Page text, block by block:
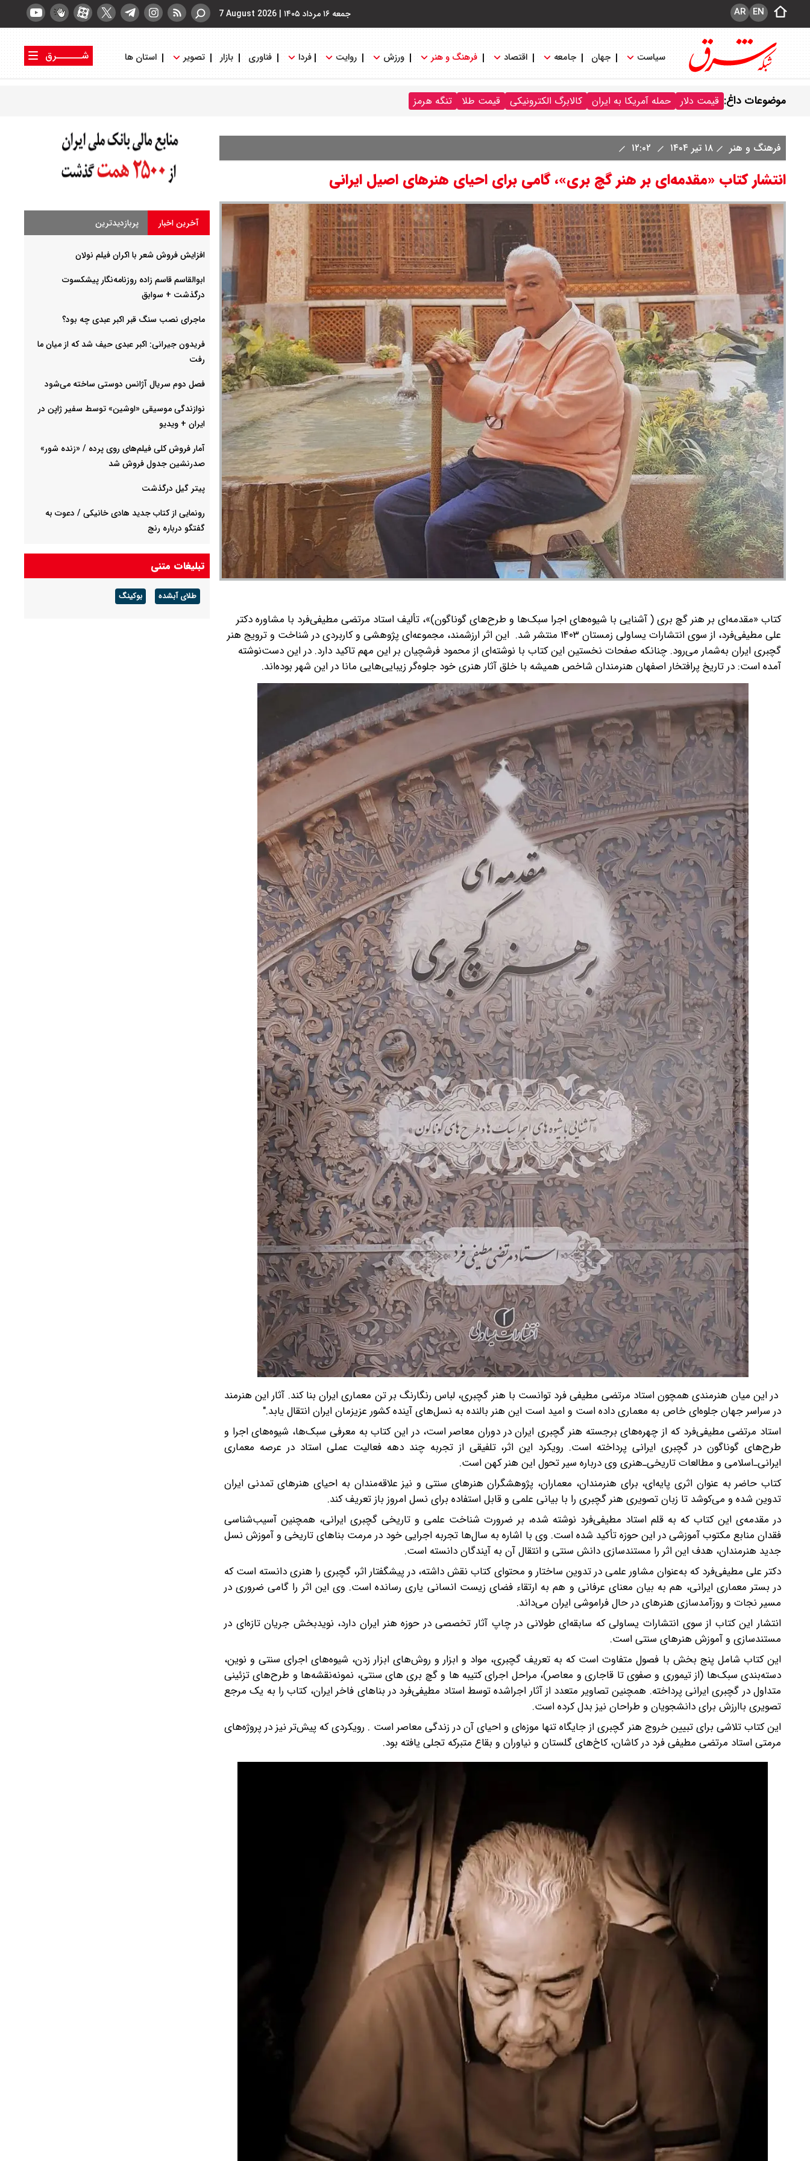
جمعه ۱۶ مرداد ۱۴۰۵ |
7 August 2026 EN
AR
سیاست جهان جامعه اقتصاد فرهنگ و هنر ورزش روایت فردا فناوری بازار تصویر استان ها
شــــــرق
موضوعات داغ: قیمت دلار حمله آمریکا به ایران کالابرگ الکترونیکی قیمت طلا تنگه هرمز
فرهنگ و هنر ۱۸ تیر ۱۴۰۴
انتشار کتاب «مقدمه‌ای بر هنر گچ بری»، گامی برای احیای هنرهای اصیل ایرانی
کتاب «مقدمه‌ای بر هنر گچ بری ( آشنایی با شیوه‌های اجرا سبک‌ها و طرح‌های گوناگون)»، تألیف استاد مرتضی مطیفی‌فرد با مشاوره دکتر
علی مطیفی‌فرد، از سوی انتشارات یساولی زمستان ۱۴۰۳ منتشر شد.
این اثر ارزشمند، مجموعه‌ای پژوهشی و کاربردی در شناخت و ترویج هنر
گچبری ایران به‌شمار می‌رود. چنانکه صفحات نخستین این کتاب با نوشته‌ای از محمود فرشچیان بر این مهم تاکید دارد. در این دست‌نوشته
آمده است: در تاریخ پرافتخار اصفهان هنرمندان شاخص همیشه با خلق آثار هنری خود جلوه‌گر زیبایی‌هایی مانا در این شهر بوده‌اند.
در این میان هنرمندی همچون استاد مرتضی مطیفی فرد توانست با هنر گچبری، لباس رنگارنگ بر تن معماری ایران بنا کند. آثار این هنرمند
در سراسر جهان جلوه‌ای خاص به معماری داده است و امید است این هنر بالنده به نسل‌های آینده کشور عزیزمان ایران انتقال یابد."
استاد مرتضی مطیفی‌فرد که از چهره‌های برجسته هنر گچبری ایران در دوران معاصر است، در این کتاب به معرفی سبک‌ها، شیوه‌های اجرا و
طرح‌های گوناگون در گچبری ایرانی پرداخته است. رویکرد این اثر، تلفیقی از تجربه چند دهه فعالیت عملی استاد در عرصه معماری
ایرانی‌ـ‌اسلامی و مطالعات تاریخی‌ـ‌هنری وی درباره سیر تحول این هنر کهن است.
کتاب حاضر به عنوان اثری پایه‌ای، برای هنرمندان، معماران، پژوهشگران هنرهای سنتی و نیز علاقه‌مندان به احیای هنرهای تمدنی ایران
تدوین شده و می‌کوشد تا زبان تصویری هنر گچبری را با بیانی علمی و قابل استفاده برای نسل امروز باز تعریف کند.
در مقدمه‌ی این کتاب که به قلم استاد مطیفی‌فرد نوشته شده، بر ضرورت شناخت علمی و تاریخی گچبری ایرانی، همچنین آسیب‌شناسی
فقدان منابع مکتوب آموزشی در این حوزه تأکید شده است. وی با اشاره به سال‌ها تجربه اجرایی خود در مرمت بناهای تاریخی و آموزش نسل
جدید هنرمندان، هدف این اثر را مستندسازی دانش سنتی و انتقال آن به آیندگان دانسته است.
دکتر علی مطیفی‌فرد که به‌عنوان مشاور علمی در تدوین ساختار و محتوای کتاب نقش داشته، در پیشگفتار اثر، گچبری را هنری دانسته است که
در بستر معماری ایرانی، هم به بیان معنای عرفانی و هم به ارتقاء فضای زیست انسانی یاری رسانده است. وی این اثر را گامی ضروری در
مسیر نجات و روزآمدسازی هنرهای در حال فراموشی ایران می‌داند.
انتشار این کتاب از سوی انتشارات یساولی که سابقه‌ای طولانی در چاپ آثار تخصصی در حوزه هنر ایران دارد، نویدبخش جریان تازه‌ای در
مستندسازی و آموزش هنرهای سنتی است.
این کتاب شامل پنج بخش با فصول متفاوت است که به تعریف گچبری، مواد و ابزار و روش‌های ابزار زدن، شیوه‌های اجرای سنتی و نوین،
دسته‌بندی سبک‌ها (از تیموری و صفوی تا قاجاری و معاصر)، مراحل اجرای کتیبه ها و گچ بری های سنتی، نمونه‌نقشه‌ها و طرح‌های تزئینی
متداول در گچبری ایرانی پرداخته. همچنین تصاویر متعدد از آثار اجراشده توسط استاد مطیفی‌فرد در بناهای فاخر ایران، کتاب را به یک مرجع
تصویری باارزش برای دانشجویان و طراحان نیز بدل کرده است.
این کتاب تلاشی برای تبیین خروج هنر گچبری از جایگاه تنها موزه‌ای و احیای آن در زندگی معاصر است . رویکردی که پیش‌تر نیز در پروژه‌های
مرمتی استاد مرتضی مطیفی فرد در کاشان، کاخ‌های گلستان و نیاوران و بقاع متبرکه تجلی یافته بود.
آخرین اخبار پربازدیدترین
افزایش فروش شعر با اکران فیلم نولان
ابوالقاسم قاسم زاده روزنامه‌نگار پیشکسوت
درگذشت + سوابق
ماجرای نصب سنگ قبر اکبر عبدی چه بود؟
فریدون جیرانی: اکبر عبدی حیف شد که از میان ما
رفت
فصل دوم سریال آژانس دوستی ساخته می‌شود
نوازندگی موسیقی «اوشین» توسط سفیر ژاپن در
ایران + ویدیو
آمار فروش کلی فیلم‌های روی پرده / «زنده شور»
صدرنشین جدول فروش شد
پیتر گیل درگذشت
رونمایی از کتاب جدید هادی خانیکی / دعوت به
گفتگو درباره رنج
جزئیات جدید درباره زمان خاکسپاری مریم همتیان
تبلیغات متنی
طلای آبشده بوکینگ